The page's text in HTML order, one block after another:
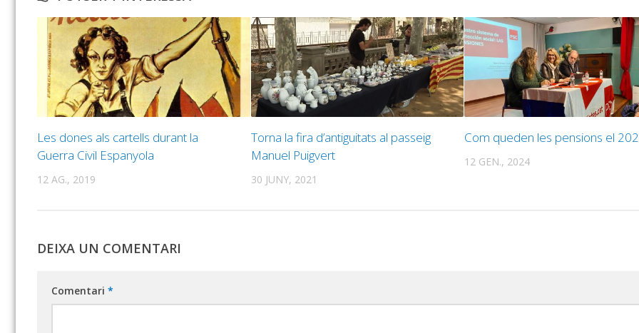
Les dones als cartells durant la
Guerra Civil Espanyola
12 AG., 2019
Torna la fira d’antiguitats al passeig
Manuel Puigvert
30 JUNY, 2021
Com queden les pensions el
12 GEN., 2024
DEIXA UN COMENTARI
Comentari *